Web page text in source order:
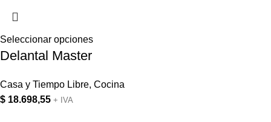
Seleccionar opciones
Delantal Master
Casa y Tiempo Libre, Cocina
$ 18.698,55 + IVA